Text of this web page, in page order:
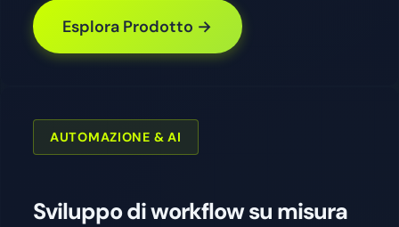
Esplora Prodotto →
AUTOMAZIONE & AI
Sviluppo di workflow su misura